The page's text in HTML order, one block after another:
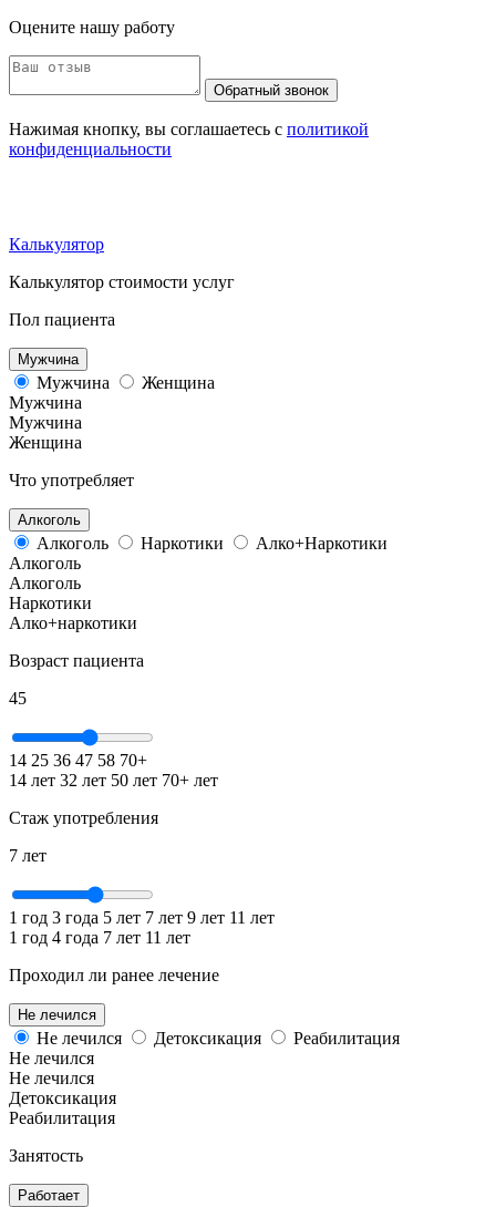
Оцените нашу работу
Обратный звонок
Нажимая кнопку, вы соглашаетесь с политикой
конфиденциальности
Калькулятор
Калькулятор стоимости услуг
Пол пациента
Мужчина
Мужчина
Женщина
Мужчина
Мужчина
Женщина
Что употребляет
Алкоголь
Алкоголь Наркотики
Алко+Наркотики
Алкоголь
Алкоголь
Наркотики
Алко+наркотики
Возраст пациента
45
14 25 36 47 58 70+
14 лет 32 лет 50 лет 70+ лет
Стаж употребления
7 лет
1 год 3 года 5 лет 7 лет 9 лет 11 лет
1 год 4 года 7 лет 11 лет
Проходил ли ранее лечение
Не лечился
Не лечился Детоксикация
Реабилитация
Не лечился
Не лечился
Детоксикация
Реабилитация
Занятость
Работает